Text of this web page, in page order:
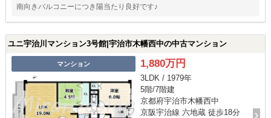
南向きバルコニーにつき陽当たり良好です♪
ユニ宇治川マンション3号館|宇治市木幡西中の中古マンション
マンション 1,880万円
3LDK / 1979年
5階/7階建
京都府宇治市木幡西中
京阪宇治線 六地蔵 徒歩18分